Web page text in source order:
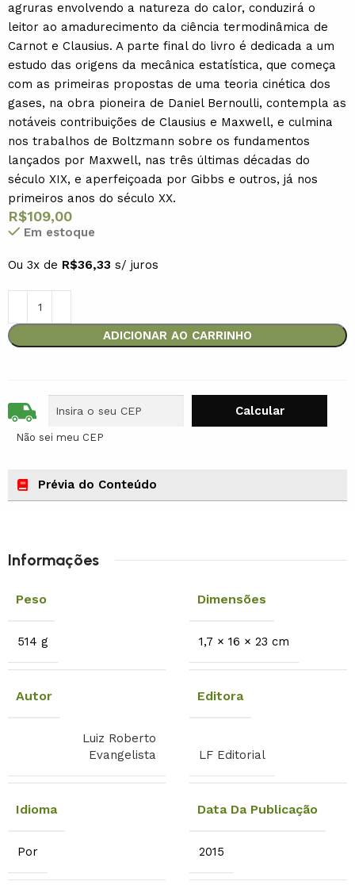
agruras envolvendo a natureza do calor, conduzirá o
leitor ao amadurecimento da ciência termodinâmica de
Carnot e Clausius. A parte final do livro é dedicada a um
estudo das origens da mecânica estatística, que começa
com as primeiras propostas de uma teoria cinética dos
gases, na obra pioneira de Daniel Bernoulli, contempla as
notáveis contribuições de Clausius e Maxwell, e culmina
nos trabalhos de Boltzmann sobre os fundamentos
lançados por Maxwell, nas três últimas décadas do
século XIX, e aperfeiçoada por Gibbs e outros, já nos
primeiros anos do século XX.
R$109,00
Em estoque
Ou 3x de R$36,33 s/ juros
ADICIONAR AO CARRINHO
Não sei meu CEP
Prévia do Conteúdo
Informações
Peso
514 g
Dimensões
1,7 × 16 × 23 cm
Autor
Luiz Roberto
Evangelista
Editora
LF Editorial
Idioma
Por
Data Da Publicação
2015